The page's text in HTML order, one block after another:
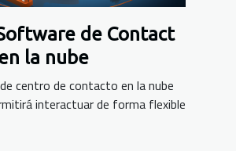
Software de Contact
la nube
centro de contacto en la nube
interactuar de forma flexible